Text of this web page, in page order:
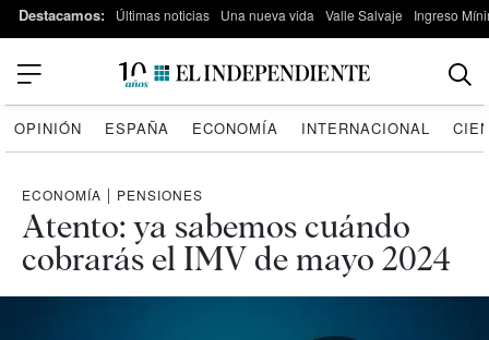
Destacamos: Últimas noticias Una nueva vida Valle Salvaje Ingreso
OPINIÓN ESPAÑA ECONOMÍA INTERNACIONAL
ECONOMÍA | PENSIONES
Atento: ya sabemos cuándo
cobrarás el IMV de mayo 2024